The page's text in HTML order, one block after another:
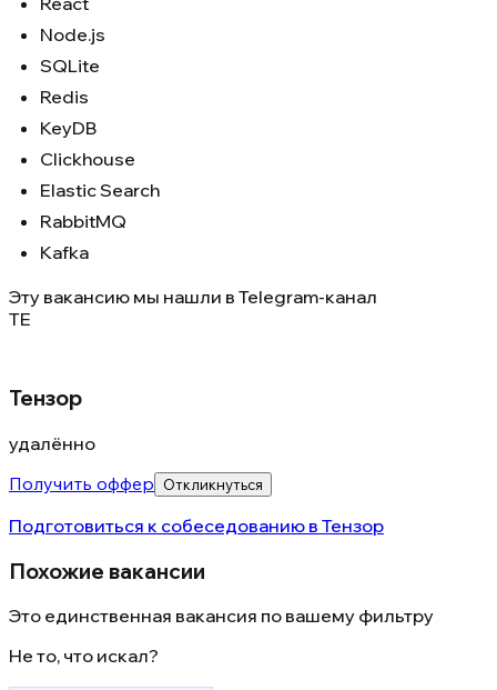
Node.js
SQLite
Redis
KeyDB
Clickhouse
Elastic Search
RabbitMQ
Kafka
Эту вакансию мы нашли в Telegram-канал
ТЕ
Тензор
удалённо
Получить оффер
Откликнуться
Подготовиться к собеседованию в Тензор
Похожие вакансии
Это единственная вакансия по вашему фильтру
Не то, что искал?